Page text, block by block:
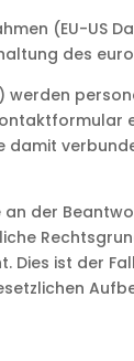
(EU-US
des
damit
der
ist der